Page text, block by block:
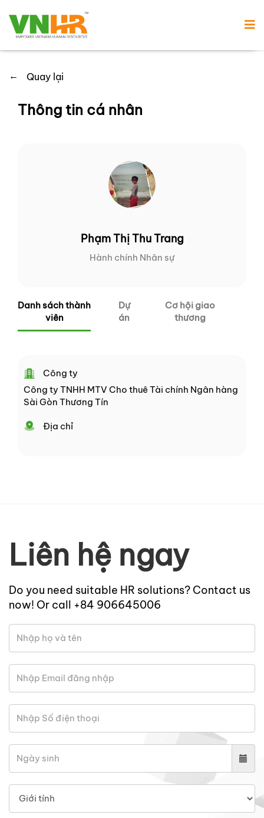
← Quay lại
Thông tin cá nhân
Phạm Thị Thu Trang
Hành chính Nhân sự
Danh sách thành
viên
Dự
án
Cơ hội giao
thương
Công ty
Công ty TNHH MTV Cho thuê Tài chính Ngân hàng
Sài Gòn Thương Tín
Địa chỉ
Liên hệ ngay
Do you need suitable HR solutions? Contact us
now! Or call +84 906645006